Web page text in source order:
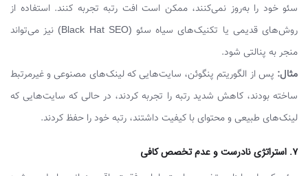
سئو خود را به‌روز نمی‌کنند، ممکن است افت رتبه تجربه کنند. استفاده از
روش‌های قدیمی یا تکنیک‌های سیاه سئو (Black Hat SEO) نیز می‌تواند
منجر به پنالتی شود.
مثال: پس از الگوریتم پنگوئن، سایت‌هایی که لینک‌های مصنوعی و غیرمرتبط
ساخته بودند، کاهش شدید رتبه را تجربه کردند، در حالی که سایت‌هایی که
لینک‌های طبیعی و محتوای با کیفیت داشتند، رتبه خود را حفظ کردند.
۷. استراتژی نادرست و عدم تخصص کافی